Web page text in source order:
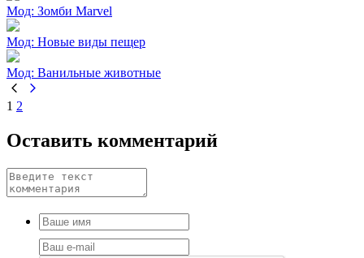
Мод: Зомби Marvel
Мод: Новые виды пещер
Мод: Ванильные животные
1 2
Оставить комментарий